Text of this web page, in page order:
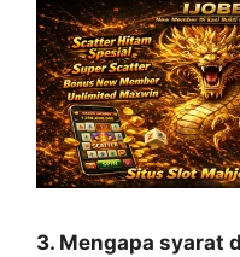
3. Mengapa syarat